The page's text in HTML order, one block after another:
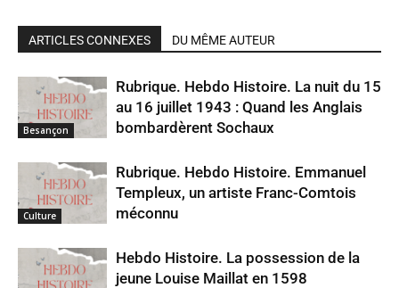
ARTICLES CONNEXES DU MÊME AUTEUR
Besançon
Rubrique. Hebdo Histoire. La nuit du 15
au 16 juillet 1943 : Quand les Anglais
bombardèrent Sochaux
Culture
Rubrique. Hebdo Histoire. Emmanuel
Templeux, un artiste Franc-Comtois
méconnu
Hebdo Histoire. La possession de la
jeune Louise Maillat en 1598